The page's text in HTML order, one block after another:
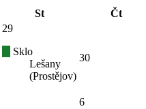
St
Čt
29
Sklo
Lešany
(Prostějov)
30
6